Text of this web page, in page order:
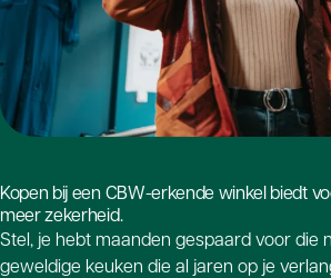
Kopen bij een CBW-erkende winkel biedt
meer zekerheid.
Stel, je hebt maanden gespaard voor die
geweldige keuken die al jaren op je